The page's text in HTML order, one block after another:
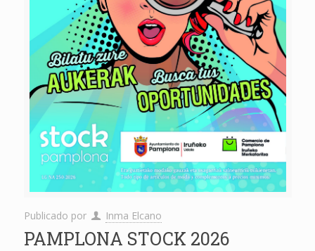
Publicado por Inma Elcano
PAMPLONA STOCK 2026